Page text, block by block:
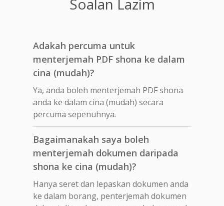
Soalan Lazim
Adakah percuma untuk
menterjemah PDF shona ke dalam
cina (mudah)?
Ya, anda boleh menterjemah PDF shona
anda ke dalam cina (mudah) secara
percuma sepenuhnya.
Bagaimanakah saya boleh
menterjemah dokumen daripada
shona ke cina (mudah)?
Hanya seret dan lepaskan dokumen anda
ke dalam borang, penterjemah dokumen